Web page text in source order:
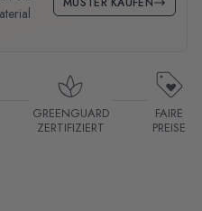
GREENGUARD
ZERTIFIZIERT
FAIRE
PREISE